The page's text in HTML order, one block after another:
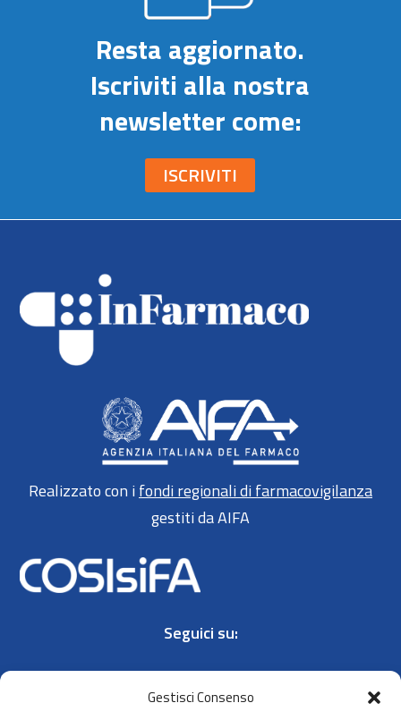
Gestisci Consenso
Resta aggiornato.
Iscriviti alla nostra
newsletter come:
ISCRIVITI
Realizzato con ifondi regionali di farmacovigilanza
gestiti da AIFA
Seguici su: